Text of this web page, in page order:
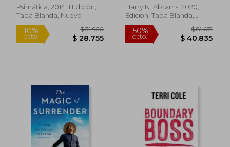
Psimática, 2014, 1 Edición,
Tapa Blanda, Nuevo
Harry N. Abrams, 2020, 1
Edición, Tapa Blanda,
Nuevo